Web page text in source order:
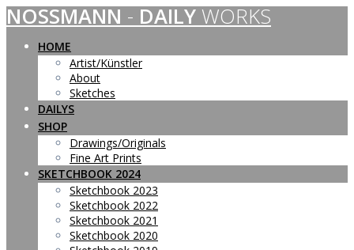
Skip
to
content
NOSSMANN - DAILY WORKS
HOME
Artist/Künstler
About
Sketches
DAILYS
SHOP
Drawings/Originals
Fine Art Prints
SKETCHBOOK 2024
Sketchbook 2023
Sketchbook 2022
Sketchbook 2021
Sketchbook 2020